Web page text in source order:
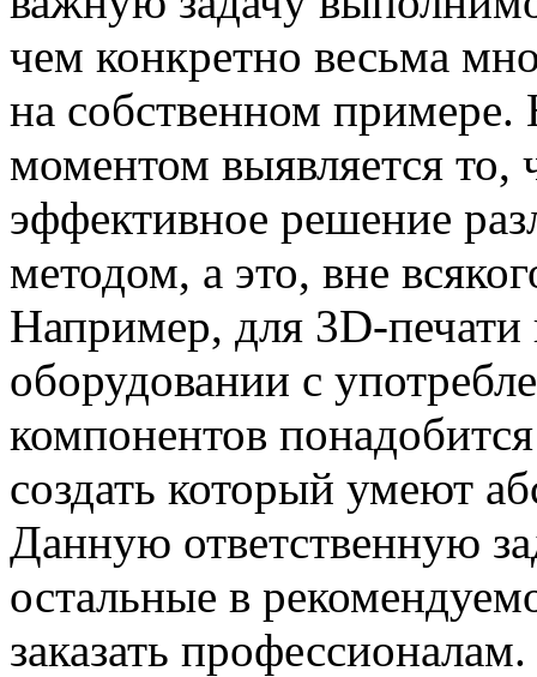
чем конкретно весьма
на собственном
моментом выявляется то,
эффективное решение
методом, а это, вне
Например, для 3D-печати
оборудовании с
компонентов
создать который умеют
Данную ответственную
остальные в
заказать профессионалам.